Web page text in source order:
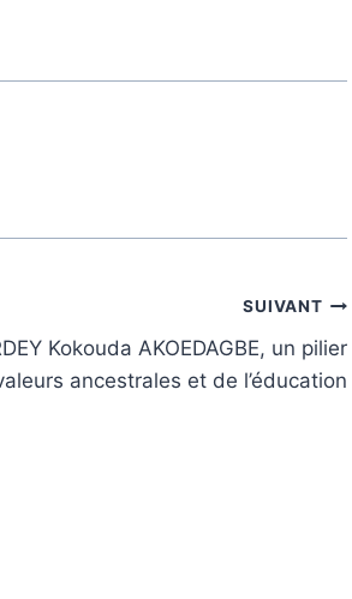
SUIVANT
Kokouda AKOEDAGBE, un pilier
ancestrales et de l’éducation